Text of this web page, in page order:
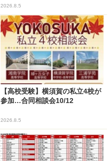
2026.8.5
【高校受験】横須賀の私立4校が
参加…合同相談会10/12
2026.8.5